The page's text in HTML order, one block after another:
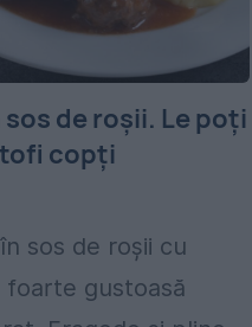
de roșii. Le poți
copți
sos de roșii cu
gustoasă